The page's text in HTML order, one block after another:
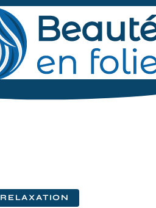
RELAXATION